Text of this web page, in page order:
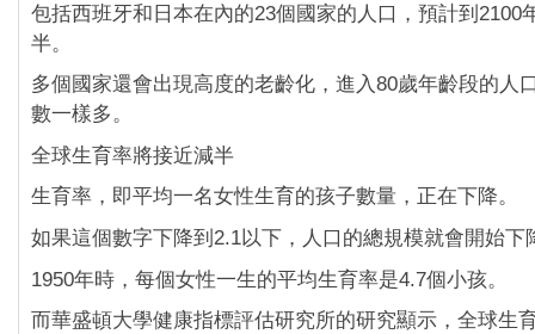
包括西班牙和日本在內的23個國家的人口，預計到2100
半。
多個國家還會出現高度的老齡化，進入80歲年齡段的人
數一樣多。
全球生育率將接近減半
生育率，即平均一名女性生育的孩子數量，正在下降。
如果這個數字下降到2.1以下，人口的總規模就會開始下
1950年時，每個女性一生的平均生育率是4.7個小孩。
而華盛頓大學健康指標評估研究所的研究顯示，全球生